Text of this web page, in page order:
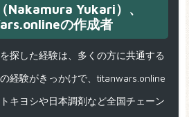
Nakamura Yukari）、
の作成者
探した経験は、多くの方に共通する
経験がきっかけで、titanwars.online
キヨシや日本調剤など全国チェーン